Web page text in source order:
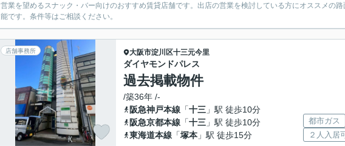
営業を望めるスナック・バー向けのおすすめ賃貸店舗です。出店の営業を検討している方にオススメの
能です。条件等はご相談ください。
店舗事務所 大阪市淀川区十三元今里
ダイヤモンドパレス
過去掲載物件
/築36年 /-
阪急神戸本線 「十三 」駅 徒歩10分
阪急京都本線 「十三 」駅 徒歩10分
東海道本線 「塚本 」駅 徒歩15分
都市ガス
２人入居